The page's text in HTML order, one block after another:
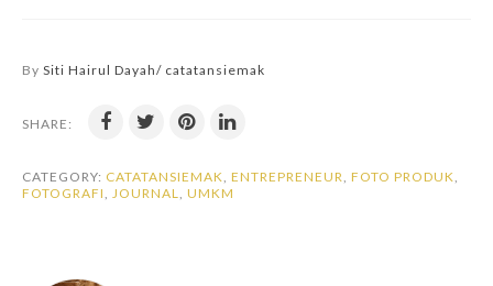
By Siti Hairul Dayah/ catatansiemak
SHARE:
CATEGORY: CATATANSIEMAK ENTREPRENEUR FOTO PRODUK
FOTOGRAFI
JOURNAL UMKM